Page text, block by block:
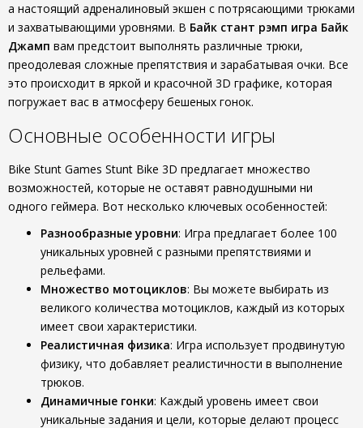
а настоящий адреналиновый экшен с потрясающими трюками
и захватывающими уровнями. В Байк стант рэмп игра Байк
Джамп вам предстоит выполнять различные трюки,
преодолевая сложные препятствия и зарабатывая очки. Все
это происходит в яркой и красочной 3D графике, которая
погружает вас в атмосферу бешеных гонок.
Основные особенности игры
Bike Stunt Games Stunt Bike 3D предлагает множество
возможностей, которые не оставят равнодушными ни
одного геймера. Вот несколько ключевых особенностей:
Разнообразные уровни: Игра предлагает более 100
уникальных уровней с разными препятствиями и
рельефами.
Множество мотоциклов: Вы можете выбирать из
великого количества мотоциклов, каждый из которых
имеет свои характеристики.
Реалистичная физика: Игра использует продвинутую
физику, что добавляет реалистичности в выполнение
трюков.
Динамичные гонки: Каждый уровень имеет свои
уникальные задания и цели, которые делают процесс